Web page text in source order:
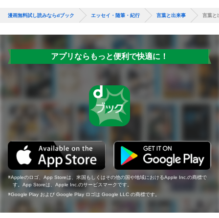
漫画無料試し読みならdブック エッセイ・随筆・紀行 言葉と出来事 言葉と
アプリならもっと便利で快適に！
Appleのロゴ、App Storeは、米国もしくはその他の国や地域におけるApple Inc.の商標で
す。App Storeは、Apple Inc.のサービスマークです。
Google Play および Google Play ロゴは Google LLC の商標です。